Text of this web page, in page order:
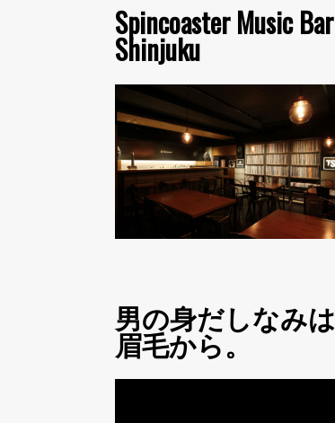
Spincoaster Music Bar
Shinjuku
男の身だしなみは
眉毛から。